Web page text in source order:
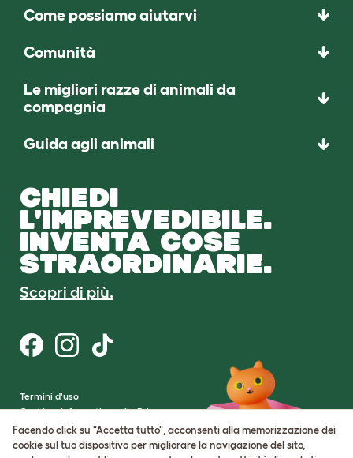
Come possiamo aiutarvi
Comunità
Le migliori razze di animali da
compagnia
Guida agli animali
CHIEDI
L'IMPREVEDIBILE.
INVENTA COSE
STRAORDINARIE.
Scopri di più.
Termini d'uso
Cookie e Informativa sulla Privacy
Cookie Settings
Mappa del sito
Facendo click su "Accetta tutto", acconsenti alla memorizzazione dei
cookie sul tuo dispositivo per migliorare la navigazione del sito,